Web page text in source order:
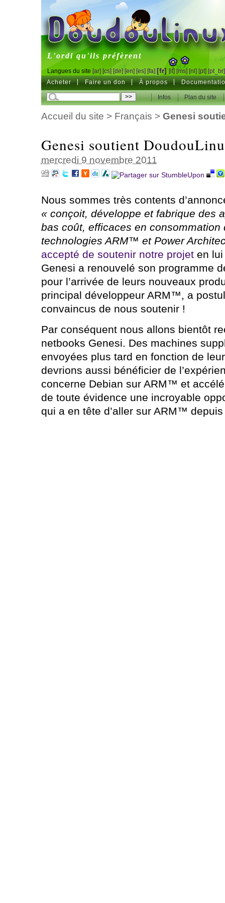
DoudouLinux
L'ordi qu'ils préfèrent
Langues du site [ar] [cs] [de] [en] [es] [fa] [fr] [it] [ms] [nl] [pt] [pt_br]
Acheter Faire un don À propos
Infos Plan du site
Accueil du site > Français > Genesi
Genesi soutient
mercredi 9 novembre 2011
Nous sommes très contents
« conçoit, développe et fabrique des
bas coût, efficaces en consommation
technologies ARM™ et Power
accepté de soutenir notre projeten lui
Genesi a renouvelé son programme
pour l’arrivée de leurs nouveaux
principal développeur ARM™, a
convaincus de nous soutenir !
Par conséquent nous allons bientôt
netbooks Genesi. Des machines
envoyées plus tard en fonction de
devrions aussi bénéficier de
concerne Debian sur ARM™ et
de toute évidence une incroyable
qui a en tête d’aller sur ARM™